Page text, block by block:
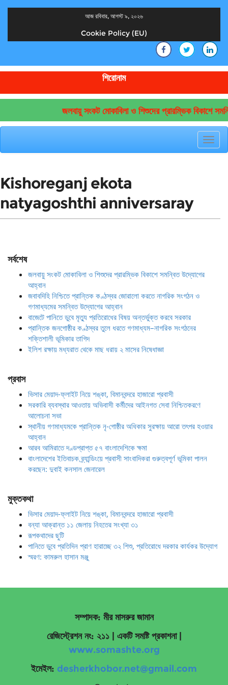
আজ রবিবার, আগস্ট ৯, ২০২৬
Cookie Policy (EU)
শিরোনাম
জলবায়ু সংকট মোকাবিলা ও শিশুদের প্রারম্ভিক বিকাশে
Kishoreganj ekota
natyagoshthi anniversaray
সর্বশেষ
জলবায়ু সংকট মোকাবিলা ও শিশুদের প্রারম্ভিক বিকাশে সমন্বিত উদ্যোগের
আহ্বান
জবাবদিহি নিশ্চিতে প্রান্তিক কণ্ঠস্বর জোরালো করতে নাগরিক সংগঠন ও
গণমাধ্যমের সমন্বিত উদ্যোগের আহ্বান
বাজেটে পানিতে ডুবে মৃত্যু প্রতিরোধের বিষয় অন্তর্ভুক্ত করবে সরকার
প্রান্তিক জনগোষ্ঠীর কণ্ঠস্বর তুলে ধরতে গণমাধ্যম–নাগরিক সংগঠনের
শক্তিশালী ভূমিকার তাগিদ
ইলিশ রক্ষায় মধ্যরাত থেকে মাছ ধরায় ২ মাসের নিষেধাজ্ঞা
প্রবাস
ভিসার মেয়াদ-ফ্লাইট নিয়ে শঙ্কা, বিমানবন্দরে হাজারো প্রবাসী
সরকারি ব্যবস্থার আওতায় অভিবাসী কর্মীদের আইনগত সেবা নিশ্চিতকরণে
আলোচনা সভা
স্থানীয় গণমাধ্যমকে প্রান্তিক নৃ-গোষ্ঠীর অধিকার সুরক্ষায় আরো তৎপর হওয়ার
আহ্বান
আরব আমিরাতে দণ্ডপ্রাপ্ত ৫৭ বাংলাদেশিকে ক্ষমা
বাংলাদেশের ইতিবাচক ব্র্যান্ডিংয়ে প্রবাসী সাংবাদিকরা গুরুত্বপূর্ণ ভূমিকা পালন
করছেন: দুবাই কনসাল জেনারেল
মুক্তকথা
ভিসার মেয়াদ-ফ্লাইট নিয়ে শঙ্কা, বিমানবন্দরে হাজারো প্রবাসী
বন্যা আক্রান্ত ১১ জেলায় নিহতের সংখ্যা ৩১
রূপকথাদের ছুটি
পানিতে ডুবে প্রতিদিন প্রাণ হারাচ্ছে ৩২ শিশু, প্রতিরোধে দরকার কার্যকর উদ্যোগ
স্মরণ: কামরুল হাসান মঞ্জু
সম্পাদক: মীর মাসরুর জামান
রেজিস্ট্রেশন নং: ২১১ | একটি সমষ্টি প্রকাশনা
www.somashte.org
ইমেইল: desherkhobor.net@gmail.com